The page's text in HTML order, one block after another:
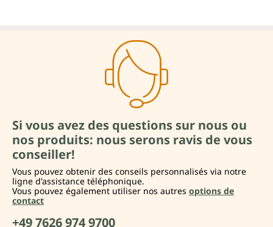
Si vous avez des questions sur nous ou
nos produits: nous serons ravis de vous
conseiller!
Vous pouvez obtenir des conseils personnalisés via notre
ligne d'assistance téléphonique.
Vous pouvez également utiliser nos autres options de
contact
+49 7626 974 9700